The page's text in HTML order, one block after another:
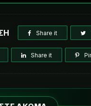
Share it
Share it